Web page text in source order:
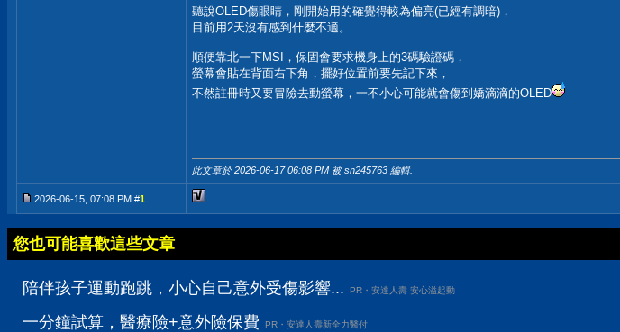
聽說OLED傷眼睛，剛開始用的確覺得較為偏亮(已經有調暗)，
目前用2天沒有感到什麼不適。
順便靠北一下MSI，保固會要求機身上的3碼驗證碼，
螢幕會貼在背面右下角，擺好位置前要先記下來，
不然註冊時又要冒險去動螢幕，一不小心可能就會傷到嬌滴滴的OLED
此文章於 2026-06-1706:08 PM 被 sn245763 編輯.
2026-06-15, 07:08 PM #1
您也可能喜歡這些文章
陪伴孩子運動跑跳，小心自己意外受傷影響... PR・安達人壽 安心溢起動
一分鐘試算，醫療險+意外險保費 PR・安達人壽新全力醫付